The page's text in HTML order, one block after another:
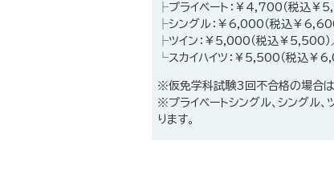
├プライベート：￥4,700（税込￥
├シングル：￥6,000（税込￥
├ツイン：￥5,000（税込￥5,500）
└スカイハイツ：￥5,500（税込￥
※仮免学科試験3回不合格の場合は
※プライベートシングル、シングル
ります。